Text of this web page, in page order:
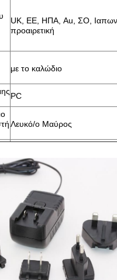
UK, ΕΕ, ΗΠΑ, Au, ΣΟ,
προαιρετική
με το καλώδιο
PC
Λευκό/ο Μαύρος
εξαγνιστής νερού,
LCD, μηχανή, ανεμιστήρας,
Ιατρικός εξοπλισμός
ομορφιάς & υγείας,
οδηγήσεων, Minitor,